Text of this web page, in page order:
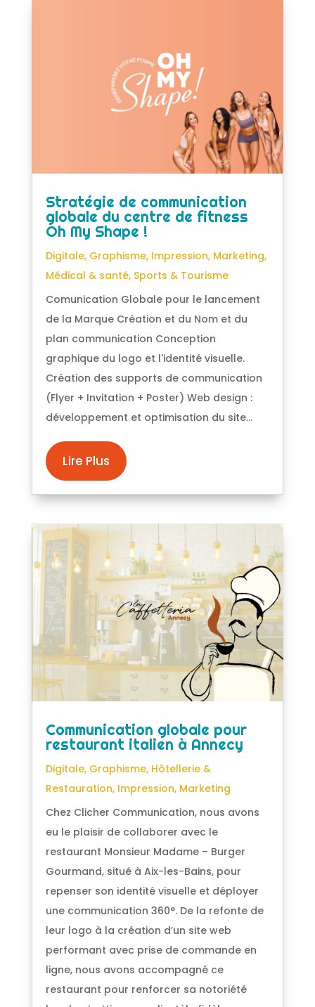
Stratégie de communication
globale du centre de fitness
Oh My Shape !
Digitale, Graphisme, Impression, Marketing,
Médical & santé, Sports & Tourisme
Comunication Globale pour le lancement
de la Marque Création et du Nom et du
plan communication Conception
graphique du logo et l'identité visuelle.
Création des supports de communication
(Flyer + Invitation + Poster) Web design :
développement et optimisation du site...
Lire Plus
Communication globale pour
restaurant italien à Annecy
Digitale, Graphisme, Hôtellerie &
Restauration, Impression, Marketing
Chez Clicher Communication, nous avons
eu le plaisir de collaborer avec le
restaurant Monsieur Madame – Burger
Gourmand, situé à Aix-les-Bains, pour
repenser son identité visuelle et déployer
une communication 360°. De la refonte de
leur logo à la création d’un site web
performant avec prise de commande en
ligne, nous avons accompagné ce
restaurant pour renforcer sa notoriété